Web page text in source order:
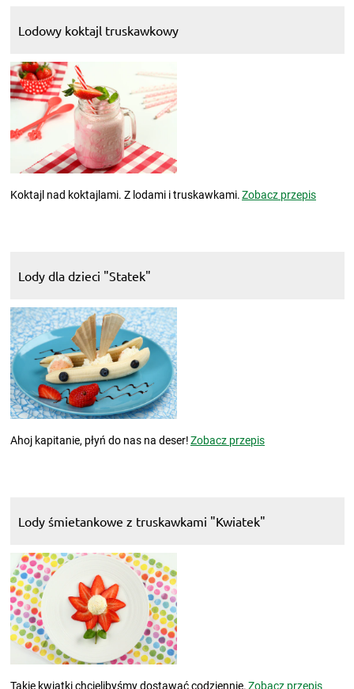
Lodowy koktajl truskawkowy
Koktajl nad koktajlami. Z lodami i truskawkami.Zobacz przepis
Lody dla dzieci "Statek"
Ahoj kapitanie, płyń do nas na deser!Zobacz przepis
Lody śmietankowe z truskawkami "Kwiatek"
Takie kwiatki chcielibyśmy dostawać codziennie.Zobacz przepis